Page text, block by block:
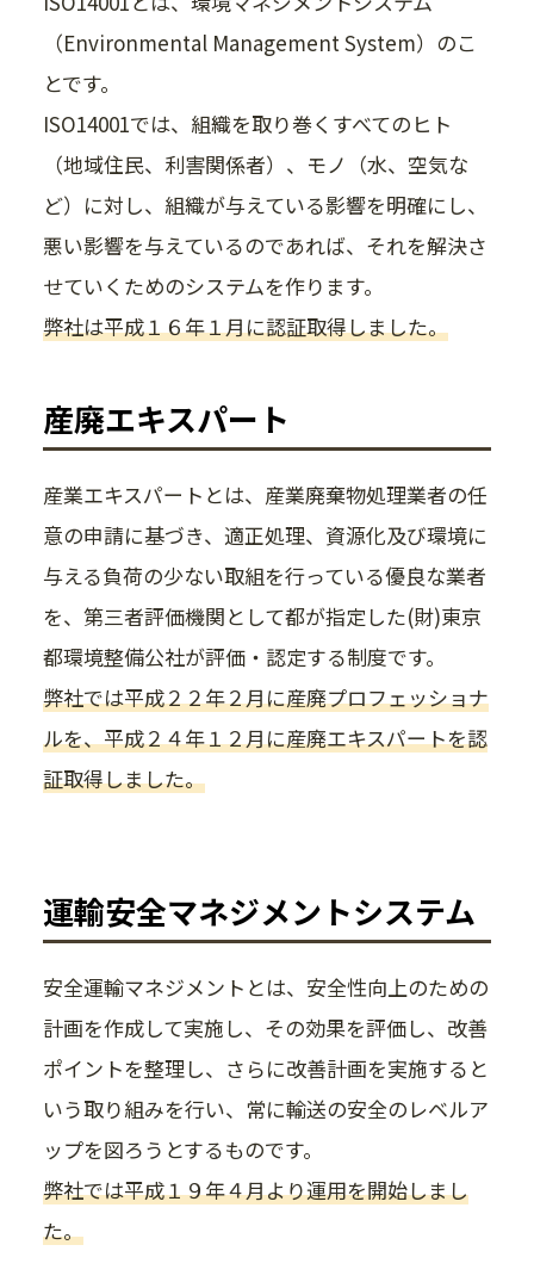
（Environmental Management System）のこ
とです。
ISO14001では、組織を取り巻くすべてのヒト
（地域住民、利害関係者）、モノ（水、空気な
ど）に対し、組織が与えている影響を明確にし、
悪い影響を与えているのであれば、それを解決さ
せていくためのシステムを作ります。
弊社は平成１６年１月に認証取得しました。
産廃エキスパート
産業エキスパートとは、産業廃棄物処理業者の任
意の申請に基づき、適正処理、資源化及び環境に
与える負荷の少ない取組を行っている優良な業者
を、第三者評価機関として都が指定した(財)東京
都環境整備公社が評価・認定する制度です。
弊社では平成２２年２月に産廃プロフェッショナ
ルを、平成２４年１２月に産廃エキスパートを認
証取得しました。
運輸安全マネジメントシステム
安全運輸マネジメントとは、安全性向上のための
計画を作成して実施し、その効果を評価し、改善
ポイントを整理し、さらに改善計画を実施すると
いう取り組みを行い、常に輸送の安全のレベルア
ップを図ろうとするものです。
弊社では平成１９年４月より運用を開始しまし
た。